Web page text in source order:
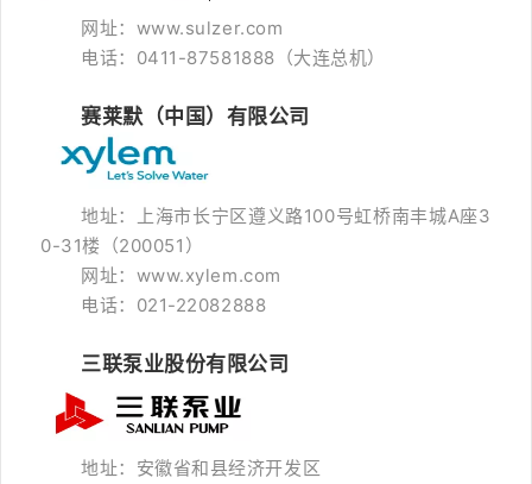
网址：www.sulzer.com
电话：0411-87581888（大连总机）
赛莱默（中国）有限公司
地址：上海市长宁区遵义路100号虹桥南丰城A座3
0-31楼（200051）
网址：www.xylem.com
电话：021-22082888
三联泵业股份有限公司
地址：安徽省和县经济开发区